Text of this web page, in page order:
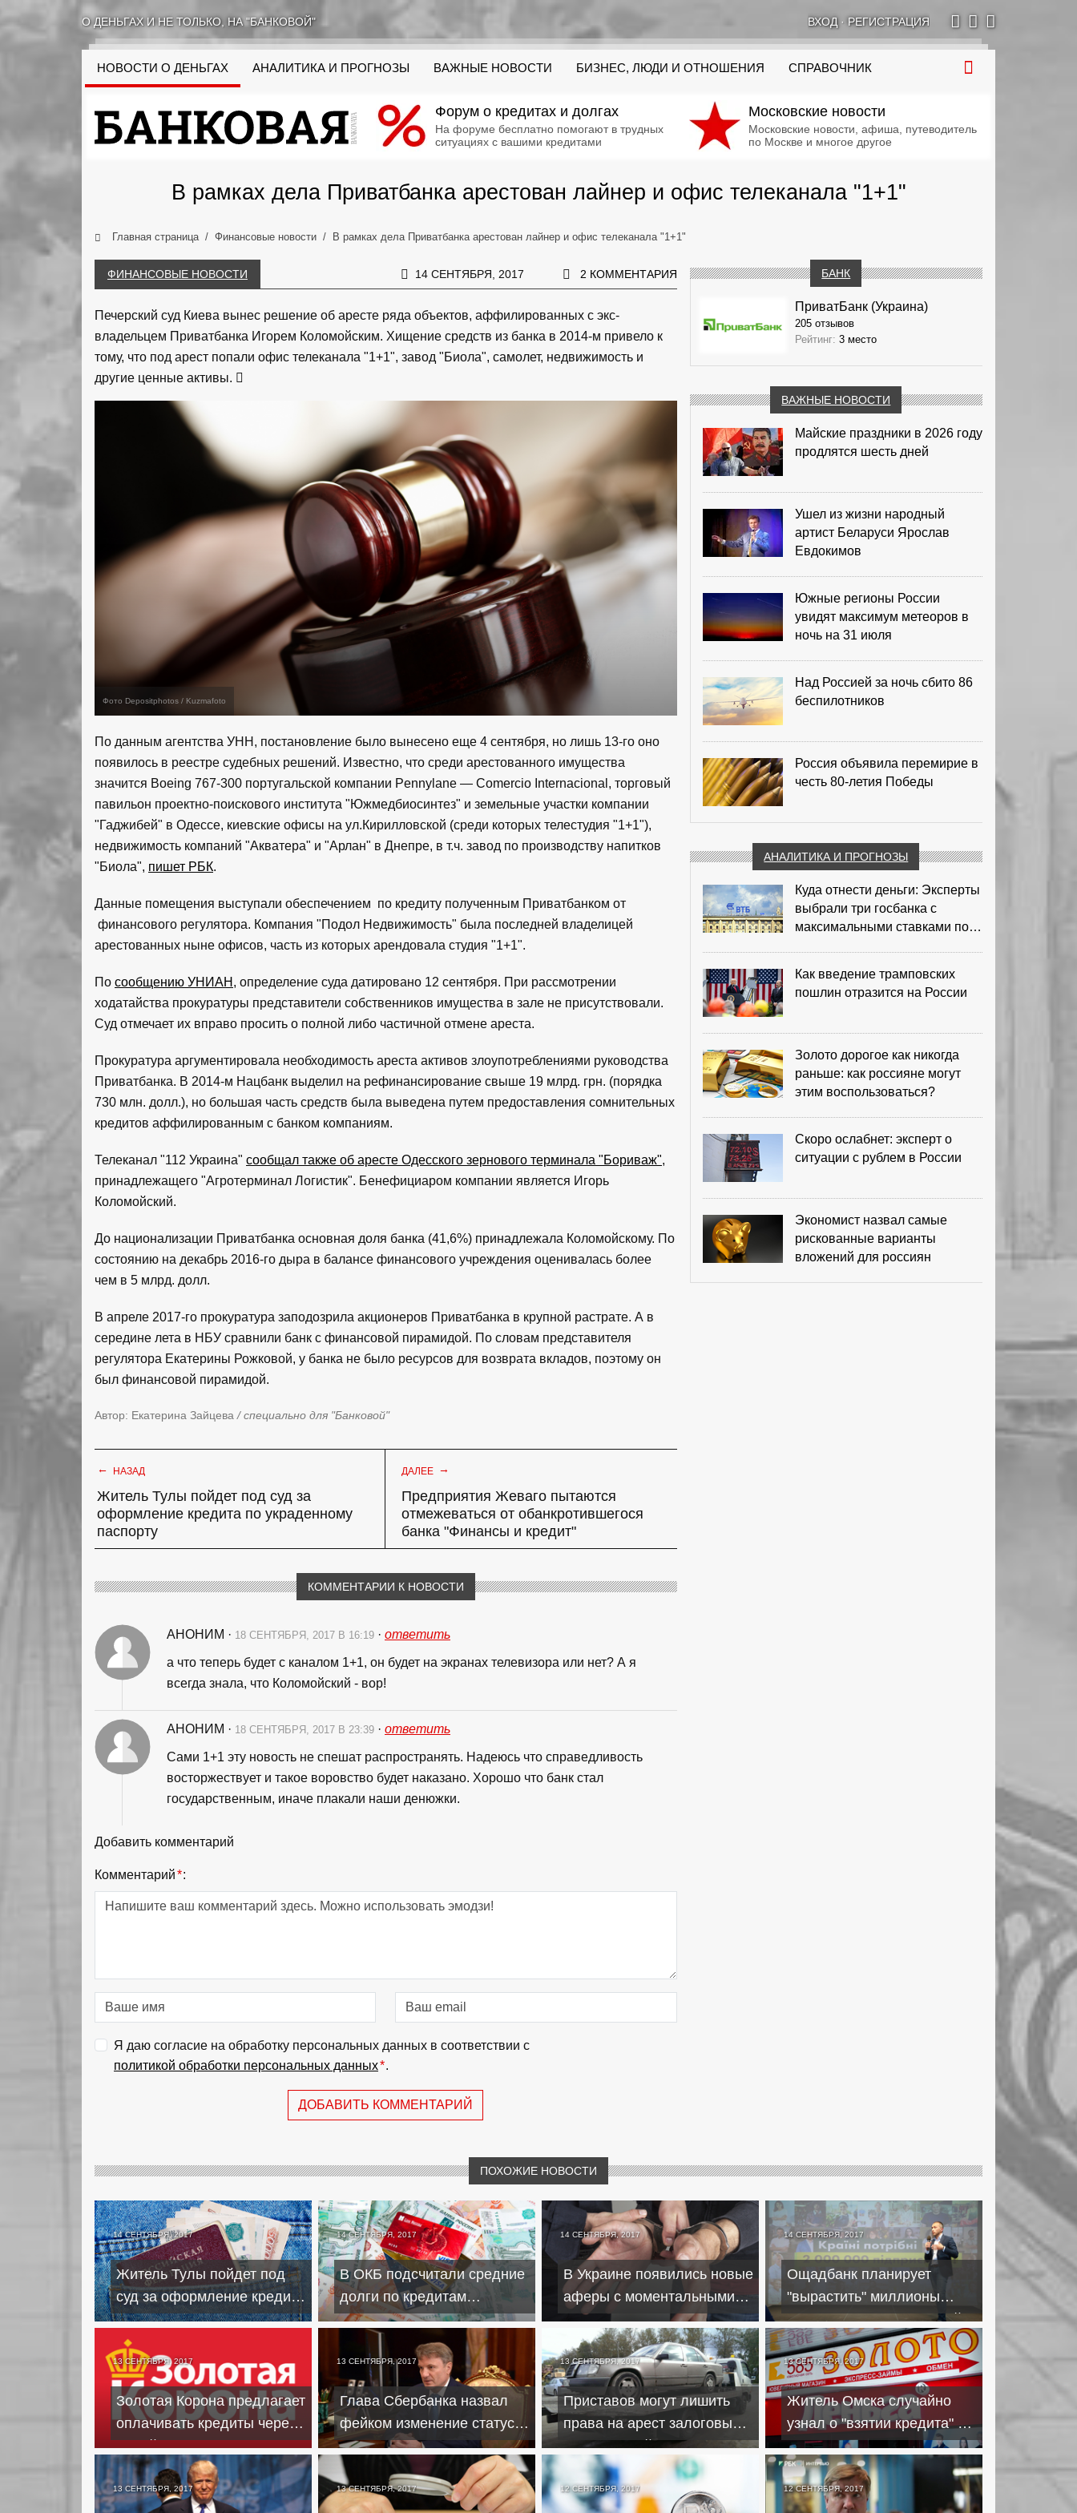
О ДЕНЬГАХ И НЕ ТОЛЬКО, НА "БАНКОВОЙ" ВХОД· РЕГИСТРАЦИЯ
НОВОСТИ О ДЕНЬГАХ АНАЛИТИКА И ПРОГНОЗЫ ВАЖНЫЕ НОВОСТИ БИЗНЕС, ЛЮДИ И ОТНОШЕНИЯ СПРАВОЧНИК
Форум о кредитах и долгах
На форуме бесплатно помогают в трудных
ситуациях с вашими кредитами
Московские новости
Московские новости, афиша, путеводитель
по Москве и многое другое
В рамках дела Приватбанка арестован лайнер и офис телеканала "1+1"
Главная страница Финансовые новости В рамках дела Приватбанка арестован лайнер и офис телеканала "1+1"
ФИНАНСОВЫЕ НОВОСТИ 14 СЕНТЯБРЯ, 2017 2 КОММЕНТАРИЯ
Печерский суд Киева вынес решение об аресте ряда объектов, аффилированных с экс-
владельцем Приватбанка Игорем Коломойским. Хищение средств из банка в 2014-м привело к
тому, что под арест попали офис телеканала "1+1", завод "Биола", самолет, недвижимость и
другие ценные активы.
Фото Depositphotos / Kuzmafoto
По данным агентства УНН, постановление было вынесено еще 4 сентября, но лишь 13-го оно
появилось в реестре судебных решений. Известно, что среди арестованного имущества
значится Boeing 767-300 португальской компании Pennylane — Comercio Internacional, торговый
павильон проектно-поискового института "Южмедбиосинтез" и земельные участки компании
"Гаджибей" в Одессе, киевские офисы на ул.Кирилловской (среди которых телестудия "1+1"),
недвижимость компаний "Акватера" и "Арлан" в Днепре, в т.ч. завод по производству напитков
"Биола", пишет РБК.
Данные помещения выступали обеспечением по кредиту полученным Приватбанком от
финансового регулятора. Компания "Подол Недвижимость" была последней владелицей
арестованных ныне офисов, часть из которых арендовала студия "1+1".
По сообщению УНИАН , определение суда датировано 12 сентября. При рассмотрении
ходатайства прокуратуры представители собственников имущества в зале не присутствовали.
Суд отмечает их вправо просить о полной либо частичной отмене ареста.
Прокуратура аргументировала необходимость ареста активов злоупотреблениями руководства
Приватбанка. В 2014-м Нацбанк выделил на рефинансирование свыше 19 млрд. грн. (порядка
730 млн. долл.), но большая часть средств была выведена путем предоставления сомнительных
кредитов аффилированным с банком компаниям.
Телеканал "112 Украина" сообщал также об аресте Одесского зернового терминала "Бориваж",
принадлежащего "Агротерминал Логистик". Бенефициаром компании является Игорь
Коломойский.
До национализации Приватбанка основная доля банка (41,6%) принадлежала Коломойскому. По
состоянию на декабрь 2016-го дыра в балансе финансового учреждения оценивалась более
чем в 5 млрд. долл.
В апреле 2017-го прокуратура заподозрила акционеров Приватбанка в крупной растрате. А в
середине лета в НБУ сравнили банк с финансовой пирамидой. По словам представителя
регулятора Екатерины Рожковой, у банка не было ресурсов для возврата вкладов, поэтому он
был финансовой пирамидой.
Автор: Екатерина Зайцева/ специально для "Банковой"
← НАЗАД
Житель Тулы пойдет под суд за
оформление кредита по украденному
паспорту
ДАЛЕЕ →
Предприятия Жеваго пытаются
отмежеваться от обанкротившегося
банка "Финансы и кредит"
КОММЕНТАРИИ К НОВОСТИ
АНОНИМ · 18 СЕНТЯБРЯ, 2017 В 16:19 · ответить
а что теперь будет с каналом 1+1, он будет на экранах телевизора или нет? А я
всегда знала, что Коломойский - вор!
АНОНИМ · 18 СЕНТЯБРЯ, 2017 В 23:39 · ответить
Сами 1+1 эту новость не спешат распространять. Надеюсь что справедливость
восторжествует и такое воровство будет наказано. Хорошо что банк стал
государственным, иначе плакали наши денюжки.
Добавить комментарий
Комментарий*:
Я даю согласие на обработку персональных данных в соответствии с
политикой обработки персональных данных*.
ДОБАВИТЬ КОММЕНТАРИЙ
БАНК
ПриватБанк (Украина)
205 отзывов
Рейтинг: 3 место
ВАЖНЫЕ НОВОСТИ
Майские праздники в 2026 году
продлятся шесть дней
Ушел из жизни народный
артист Беларуси Ярослав
Евдокимов
Южные регионы России
увидят максимум метеоров в
ночь на 31 июля
Над Россией за ночь сбито 86
беспилотников
Россия объявила перемирие в
честь 80-летия Победы
АНАЛИТИКА И ПРОГНОЗЫ
Куда отнести деньги: Эксперты
выбрали три госбанка с
максимальными ставками по
Как введение трамповских
пошлин отразится на России
Золото дорогое как никогда
раньше: как россияне могут
этим воспользоваться?
Скоро ослабнет: эксперт о
ситуации с рублем в России
Экономист назвал самые
рискованные варианты
вложений для россиян
ПОХОЖИЕ НОВОСТИ
14 СЕНТЯБРЯ, 2017
Житель Тулы пойдет под
суд за оформление кредита
по украденному паспорту
14 СЕНТЯБРЯ, 2017
В ОКБ подсчитали средние
долги по кредитам
потенциальных банкротов
14 СЕНТЯБРЯ, 2017
В Украине появились новые
аферы с моментальными
кредитами и обменом
валют
14 СЕНТЯБРЯ, 2017
Ощадбанк планирует
"вырастить" миллионы
новых предпринимателей
13 СЕНТЯБРЯ, 2017
Золотая Корона предлагает
оплачивать кредиты через
онлайн-сервис
13 СЕНТЯБРЯ, 2017
Глава Сбербанка назвал
фейком изменение статуса
дебетовых карт
13 СЕНТЯБРЯ, 2017
Приставов могут лишить
права на арест залоговых
автомобилей
13 СЕНТЯБРЯ, 2017
Житель Омска случайно
узнал о "взятии кредита" в
Хабаровске, где ни разу не
бывал
13 СЕНТЯБРЯ, 2017 13 СЕНТЯБРЯ, 2017 12 СЕНТЯБРЯ, 2017 12 СЕНТЯБРЯ, 2017